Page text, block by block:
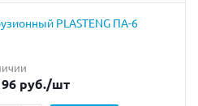
PLASTENG ПА-6
руб./шт